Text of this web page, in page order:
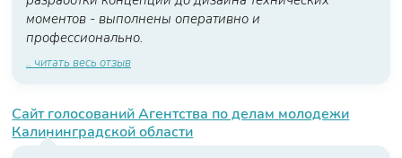
моментов - выполнены оперативно и
профессионально.
.. читать весь отзыв
Сайт голосований Агентства по делам молодежи
Калининградской области